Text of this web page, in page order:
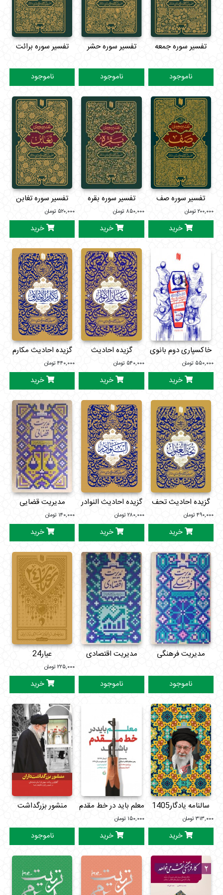
تفسیر سوره جمعه
ناموجود
تفسیر سوره حشر
ناموجود
تفسیر سوره برائت
ناموجود
تفسیر سوره صف
۲۰۰,۰۰۰ تومان
خرید
تفسیر سوره بقره
۸۵۰,۰۰۰ تومان
خرید
تفسیر سوره تغابن
۵۲۰,۰۰۰ تومان
خرید
خاکسپاری دوم بانوی
مرگ
۵۵۰,۰۰۰ تومان
خرید
گزیده احادیث
بحارالانوار ۵۴۰,۰۰۰ تومان
خرید
گزیده احادیث مکارم
الاخلاق ۴۴۰,۰۰۰ تومان
خرید
گزیده احادیث تحف
العقول
۴۹۰,۰۰۰ تومان
خرید
گزیده احادیث النوادر
۲۸۰,۰۰۰ تومان
خرید
مدیریت قضایی
۱۴۰,۰۰۰ تومان
خرید
مدیریت فرهنگی
ناموجود
مدیریت اقتصادی
ناموجود
عیار24
۲۲۵,۰۰۰ تومان
خرید
سالنامه یادگار1405
۳۱۳,۰۰۰تومان
خرید
معلم باید در خط مقدم
باشد
۱۵۰,۰۰۰ تومان
خرید
منشور بزرگداشت
ناموجود